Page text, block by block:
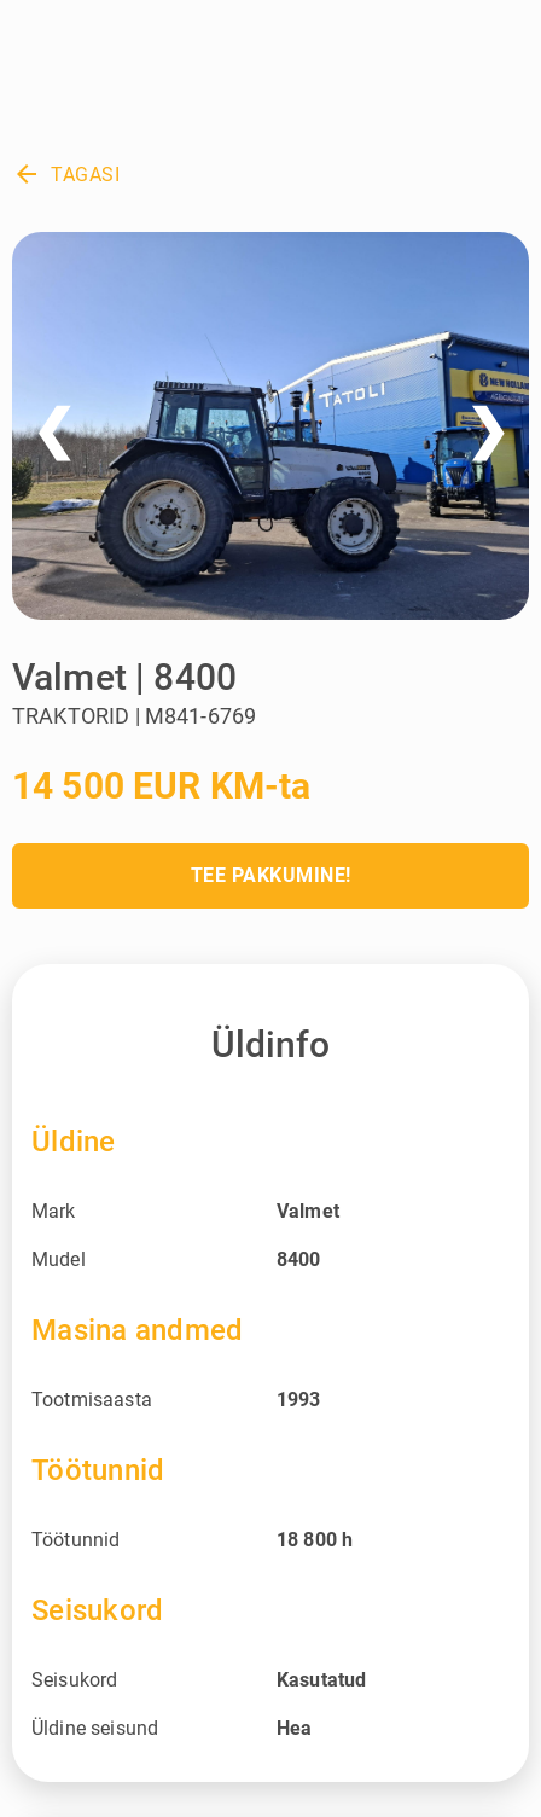
arrow_back TAGASI
❮ ❯
Valmet | 8400
TRAKTORID | M841-6769
14 500 EUR KM-ta
TEE PAKKUMINE!
Üldinfo
Üldine
Mark Valmet
Mudel 8400
Masina andmed
Tootmisaasta 1993
Töötunnid
Töötunnid 18 800h
Seisukord
Seisukord Kasutatud
Üldine seisund Hea